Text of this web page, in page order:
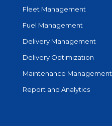
Fleet Management
Fuel Management
Delivery Management
Delivery Optimization
Maintenance Management
Report and Analytics